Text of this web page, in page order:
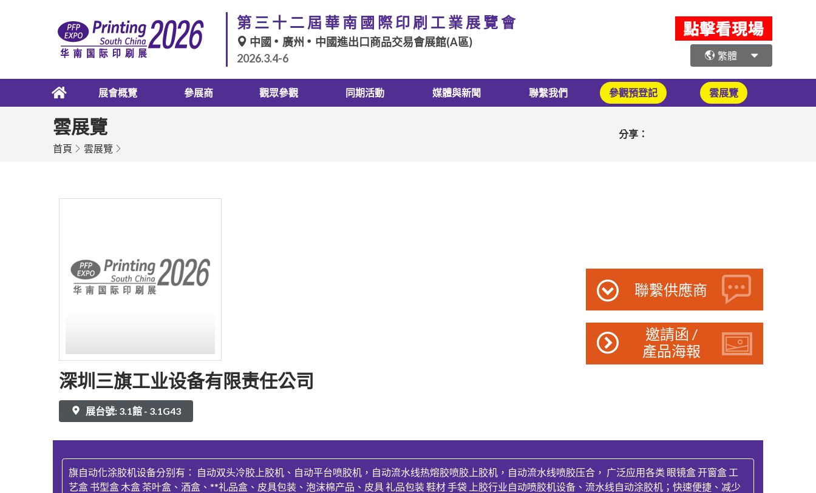
第三十二屆華南國際印刷工業展覽會
中國 廣州
中國進出口商品交易會展館(A區)
2026.3.4-6
繁體
展會概覽 參展商 觀眾參觀 同期活動 媒體與新聞 聯繫我們 參觀預登記 雲展覽
雲展覽
首頁 雲展覽
分享：
深圳三旗工业设备有限责任公司
展台號: 3.1館 - 3.1G43
聯繫供應商
邀請函 /
產品海報
旗自动化涂胶机设备分别有： 自动双头冷胶上胶机、自动平台喷胶机，自动流水线热熔胶喷胶上胶机，自动流水线喷胶压合， 广泛应用各类 眼镜盒 开窗盒 工
艺盒 书型盒 木盒 茶叶盒、酒盒、**礼品盒、皮具包装、泡沫棉产品、皮具 礼品包装 鞋材 手袋 上胶行业自动喷胶机设备、流水线自动涂胶机；快速便捷、减少